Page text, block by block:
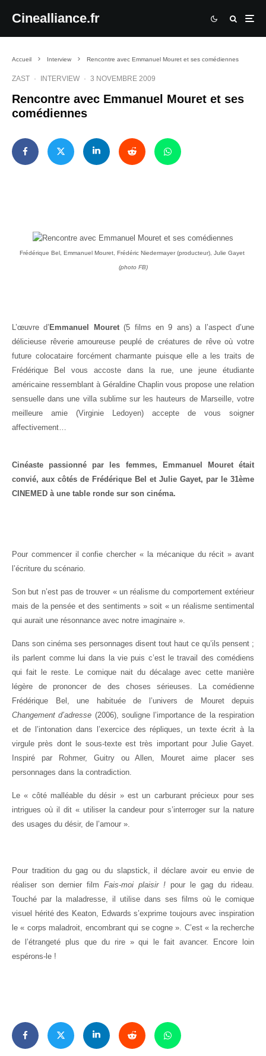
Cinealliance.fr
Accueil Interview Rencontre avec Emmanuel Mouret et ses comédiennes
ZAST · INTERVIEW · 3 NOVEMBRE 2009
Rencontre avec Emmanuel Mouret et ses
comédiennes
Frédérique Bel, Emmanuel Mouret, Frédéric Niedermayer (producteur), Julie Gayet
(photo FB)
L’œuvre d’ Emmanuel Mouret(5 films en 9 ans) a l’aspect d’une
délicieuse rêverie amoureuse peuplé de créatures de rêve où votre
future colocataire forcément charmante puisque elle a les traits de
Frédérique Bel vous accoste dans la rue, une jeune étudiante
américaine ressemblant à Géraldine Chaplin vous propose une relation
sensuelle dans une villa sublime sur les hauteurs de Marseille, votre
meilleure amie (Virginie Ledoyen) accepte de vous soigner
affectivement…
Cinéaste passionné par les femmes, Emmanuel Mouret était
convié, aux côtés de Frédérique Bel et Julie Gayet, par le 31ème
CINEMED à une table ronde sur son cinéma.
Pour commencer il confie chercher « la mécanique du récit » avant
l’écriture du scénario.
Son but n’est pas de trouver « un réalisme du comportement extérieur
mais de la pensée et des sentiments » soit « un réalisme sentimental
qui aurait une résonnance avec notre imaginaire ».
Dans son cinéma ses personnages disent tout haut ce qu’ils pensent ;
ils parlent comme lui dans la vie puis c’est le travail des comédiens
qui fait le reste. Le comique nait du décalage avec cette manière
légère de prononcer de des choses sérieuses. La comédienne
Frédérique Bel, une habituée de l’univers de Mouret depuis
Changement d’adresse (2006), souligne l’importance de la respiration
et de l’intonation dans l’exercice des répliques, un texte écrit à la
virgule près dont le sous-texte est très important pour Julie Gayet.
Inspiré par Rohmer, Guitry ou Allen, Mouret aime placer ses
personnages dans la contradiction.
Le « côté malléable du désir » est un carburant précieux pour ses
intrigues où il dit « utiliser la candeur pour s’interroger sur la nature
des usages du désir, de l’amour ».
Pour tradition du gag ou du slapstick, il déclare avoir eu envie de
réaliser son dernier film Fais-moi plaisir ! pour le gag du rideau.
Touché par la maladresse, il utilise dans ses films où le comique
visuel hérité des Keaton, Edwards s’exprime toujours avec inspiration
le « corps maladroit, encombrant qui se cogne ». C’est « la recherche
de l’étrangeté plus que du rire » qui le fait avancer. Encore loin
espérons-le !